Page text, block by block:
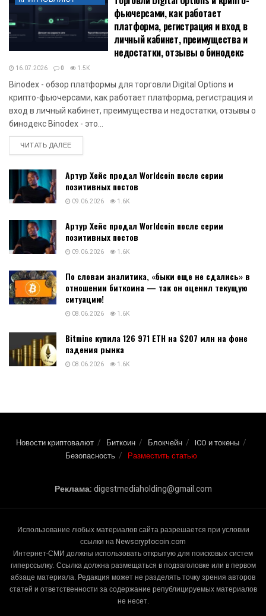
фьючерсами, как работает
платформа, регистрация и вход в
личный кабинет, преимущества и
недостатки, отзывы о бинодекс
16.07.2026 0 1.5K
Binodex - обзор платформы для торговли Digital Options и
крипто-фьючерсами, как работает платформа, регистрация и
вход в личный кабинет, преимущества и недостатки, отзывы о
бинодекс Binodex - это...
ЧИТАТЬ ДАЛЕЕDETAILS
Артур Хейс продал Worldcoin после серии
позитивных постов
09.06.2026 1.6K
Артур Хейс продал Worldcoin после серии
позитивных постов
09.06.2026 1.6K
По словам аналитика, «быки еще не сдались» в
отношении биткоина — так он оценил текущую
ситуацию!
08.06.2026 1.6K
Bitmine купила 126 971 ETH на $207 млн на фоне
падения рынка
08.06.2026 1.6K
Новости криптовалют Биткоин Блокчейн
ICO и токены
Безопасность
Разместить статью
Реклама:digestmediaholding@gmail.com
Использование любых материалов сайта разрешается при условии
ссылки на Newscryptocoin.com
Интернет-СМИ должны использовать открытую для поисковых систем
гиперссылку. Ссылка должна размещаться в подзаголовке или в первом
абзаце материала. Редакция может не разделять точку зрения авторов
статей и ответственности за содержание републицируемых материалов
не несет.